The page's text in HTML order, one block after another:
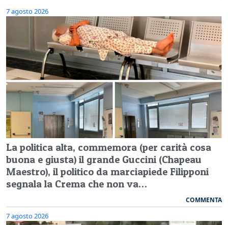
7 agosto 2026
La politica alta, commemora (per carità cosa
buona e giusta) il grande Guccini (Chapeau
Maestro), il politico da marciapiede Filipponi
segnala la Crema che non va…
COMMENTA
7 agosto 2026